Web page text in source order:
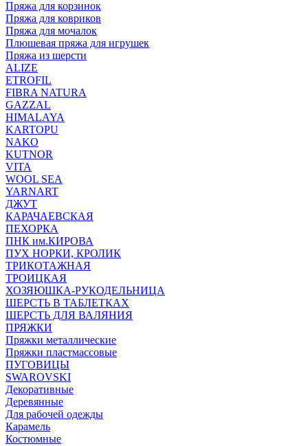
Пряжа для корзинок
Пряжа для ковриков
Пряжа для мочалок
Плюшевая пряжа для игрушек
Пряжа из шерсти
ALIZE
ETROFIL
FIBRA NATURA
GAZZAL
HIMALAYA
KARTOPU
NAKO
KUTNOR
VITA
WOOL SEA
YARNART
ДЖУТ
КАРАЧАЕВСКАЯ
ПЕХОРКА
ПНК им.КИРОВА
ПУХ НОРКИ, КРОЛИК
ТРИКОТАЖНАЯ
ТРОИЦКАЯ
ХОЗЯЮШКА-РУКОДЕЛЬНИЦА
ШЕРСТЬ В ТАБЛЕТКАХ
ШЕРСТЬ ДЛЯ ВАЛЯНИЯ
ПРЯЖКИ
Пряжки металлические
Пряжки пластмассовые
ПУГОВИЦЫ
SWAROVSKI
Декоративные
Деревянные
Для рабочей одежды
Карамель
Костюмные